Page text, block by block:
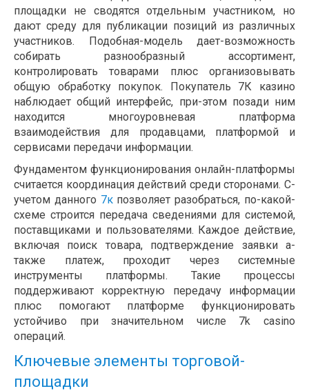
площадки не сводятся отдельным участником, но
дают среду для публикации позиций из различных
участников. Подобная-модель дает-возможность
собирать разнообразный ассортимент,
контролировать товарами плюс организовывать
общую обработку покупок. Покупатель 7К казино
наблюдает общий интерфейс, при-этом позади ним
находится многоуровневая платформа
взаимодействия для продавцами, платформой и
сервисами передачи информации.
Фундаментом функционирования онлайн-платформы
считается координация действий среди сторонами. С-
учетом данного 7кпозволяет разобраться, по-какой-
схеме строится передача сведениями для системой,
поставщиками и пользователями. Каждое действие,
включая поиск товара, подтверждение заявки а-
также платеж, проходит через системные
инструменты платформы. Такие процессы
поддерживают корректную передачу информации
плюс помогают платформе функционировать
устойчиво при значительном числе 7k casino
операций.
Ключевые элементы торговой-
площадки